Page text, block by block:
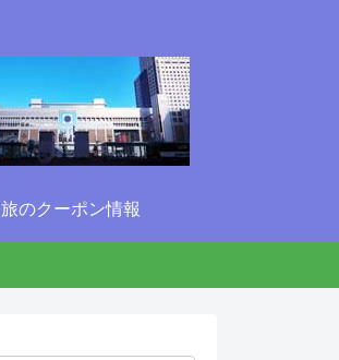
旅のクーポン情報